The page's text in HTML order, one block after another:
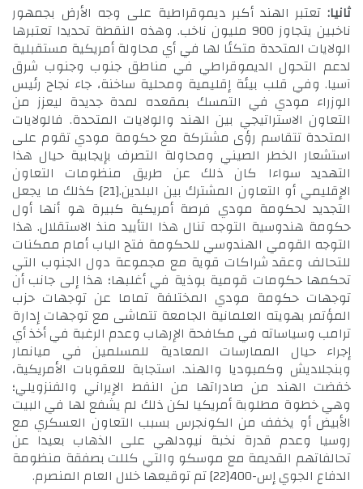
ثانيا: تعتبر الهند أكبر ديموقراطية على وجه الأرض بجمهور
ناخبين يتجاوز 900 مليون ناخب. وهذه النقطة تحديدا تعتبرها
الولايات المتحدة متكئا لها في أي محاولة أمريكية مستقبلية
لدعم التحول الديموقراطي في مناطق جنوب وجنوب شرق
آسيا. وفي قلب بيئة إقليمية ومحلية ساخنة، جاء نجاح رئيس
الوزراء مودي في التمسك بمقعده لمدة جديدة ليعزز من
التعاون الاستراتيجي بين الهند والولايات المتحدة. فالولايات
المتحدة تتقاسم رؤى مشتركة مع حكومة مودي تقوم على
استشعار الخطر الصيني ومحاولة التصرف بإيجابية حيال هذا
التهديد سواءا كان ذلك عن طريق منظومات التعاون
الإقليمي أو التعاون المشترك بين البلدين.[21] كذلك ما يجعل
التجديد لحكومة مودي فرصة أمريكية كبيرة هو أنها أول
حكومة هندوسية التوجه تنال هذا التأييد منذ الاستقلال. هذا
التوجه القومي الهندوسي للحكومة فتح الباب أمام ممكنات
للتحالف وعقد شراكات قوية مع مجموعة دول الجنوب التي
تحكمها حكومات قومية بوذية في أغلبها؛ هذا إلى جانب أن
توجهات حكومة مودي المختلفة تماما عن توجهات حزب
المؤتمر بهويته العلمانية الجامعة تتماشى مع توجهات إدارة
ترامب وسياساته في مكافحة الإرهاب وعدم الرغبة في أخذ أي
إجراء حيال الممارسات المعادية للمسلمين في ميانمار
وبنجلاديش وكمبوديا والهند. استجابة للعقوبات الأمريكية،
خفضت الهند من صادراتها من النفط الإيراني والفنزويلي؛
وهي خطوة مطلوبة أمريكيا لكن ذلك لم يشفع لها في البيت
الأبيض أو يخفف من الكونجرس بسبب التعاون العسكري مع
روسيا وعدم قدرة نخبة نيودلهي على الذهاب بعيدا عن
تحالفاتهم القديمة مع موسكو والتي كللت بصفقة منظومة
الدفاع الجوي إس-400 [22]
تم توقيعها خلال العام المنصرم.